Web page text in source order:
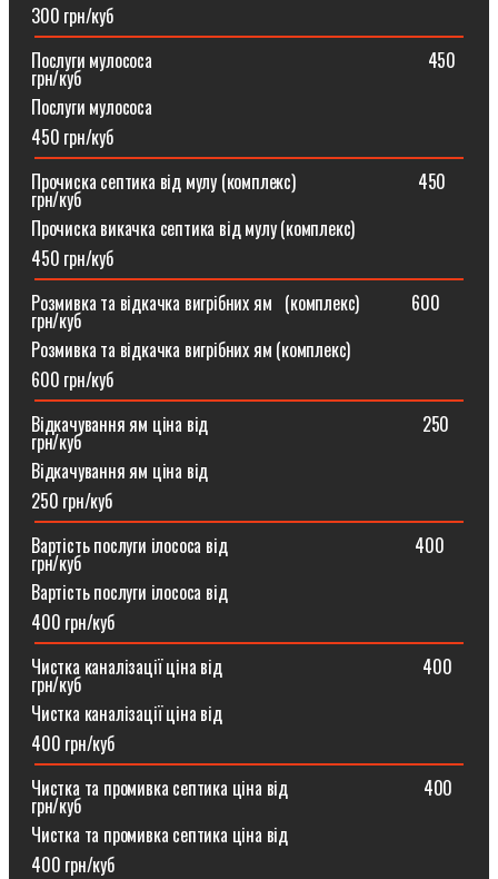
300 грн/куб
Послуги мулососа⠀⠀⠀⠀⠀⠀⠀⠀⠀⠀⠀⠀⠀⠀⠀⠀⠀⠀⠀⠀⠀450
грн/куб
Послуги мулососа
450 грн/куб
Прочиска септика від мулу (комплекс) ⠀⠀⠀⠀⠀⠀⠀⠀⠀450
грн/куб
Прочиска викачка септика від мулу (комплекс)
450 грн/куб
Розмивка та відкачка вигрібних ям⠀(комплекс)⠀⠀⠀⠀600
грн/куб
Розмивка та відкачка вигрібних ям (комплекс)⠀
600 грн/куб
Відкачування ям ціна від ⠀⠀⠀⠀⠀⠀⠀⠀⠀⠀⠀⠀⠀⠀⠀⠀250
грн/куб
Відкачування ям ціна від
250 грн/куб
Вартість послуги ілососа від ⠀⠀⠀⠀⠀⠀⠀⠀⠀⠀⠀⠀⠀⠀400
грн/куб
Вартість послуги ілососа від
400 грн/куб
Чистка каналізації ціна від ⠀⠀⠀⠀⠀⠀⠀⠀⠀⠀⠀⠀⠀⠀⠀400
грн/куб
Чистка каналізації ціна від
400 грн/куб
Чистка та промивка септика ціна від ⠀⠀⠀⠀⠀⠀⠀⠀⠀⠀400
грн/куб
Чистка та промивка септика ціна від
400 грн/куб